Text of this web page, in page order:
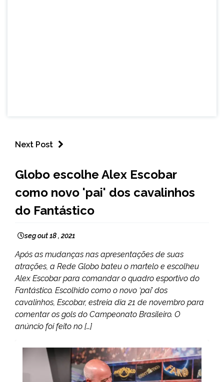
Next Post
Globo escolhe Alex Escobar
como novo 'pai' dos cavalinhos
do Fantástico
seg out 18 , 2021
Após as mudanças nas apresentações de suas
atrações, a Rede Globo bateu o martelo e escolheu
Alex Escobar para comandar o quadro esportivo do
Fantástico. Escolhido como o novo ‘pai’ dos
cavalinhos, Escobar, estreia dia 21 de novembro para
comentar os gols do Campeonato Brasileiro. O
anúncio foi feito no […]